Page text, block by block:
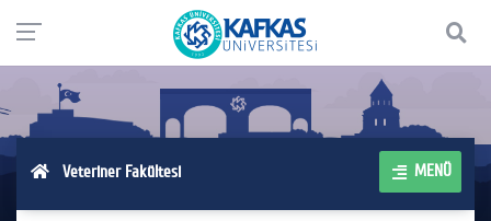
Veteriner Fakültesi MENÜ